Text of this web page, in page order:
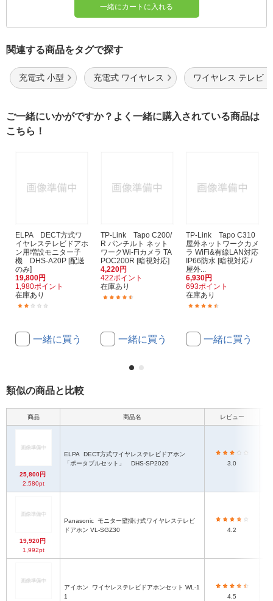
一緒にカートに入れる
関連する商品をタグで探す
充電式 小型 充電式 ワイヤレス ワイヤレス テレビ
ご一緒にいかがですか？よく一緒に購入されている商品は
こちら！
ELPA DECT方式ワ
イヤレステレビドアホ
ン用増設モニター子
機 DHS-A20P [配送
のみ]
19,800円
1,980ポイント
在庫あり
一緒に買う
TP-Link Tapo C200/
R パンチルト ネット
ワークWi-Fiカメラ TA
POC200R [暗視対応]
4,220円
422ポイント
在庫あり
一緒に買う
TP-Link Tapo C310
屋外ネットワークカメ
ラ WiFi&有線LAN対応
IP66防水 [暗視対応 /
屋外...
6,930円
693ポイント
在庫あり
一緒に買う
類似の商品と比較
商品 商品名 レビュー
25,800円
2,580pt
ELPA
「ポータブルセット」 DHS-SP2020
3.0
19,920円
1,992pt
Panasonic
ドアホン VL-SGZ30
4.2
アイホン
1
4.5